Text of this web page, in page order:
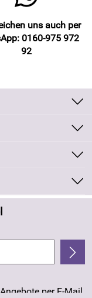
uns auch per
0160-975 972
92
per E-Mail